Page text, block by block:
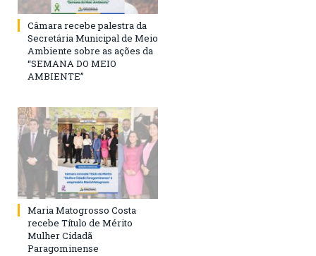
Câmara recebe palestra da
Secretária Municipal de Meio
Ambiente sobre as ações da
“SEMANA DO MEIO
AMBIENTE”
Maria Matogrosso Costa
recebe Título de Mérito
Mulher Cidadã
Paragominense